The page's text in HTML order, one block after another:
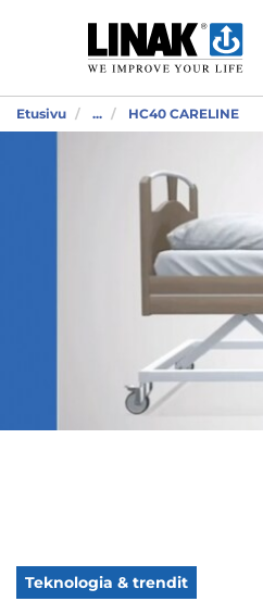
Etusivu ... HC40 CARELINE
Teknologia & trendit